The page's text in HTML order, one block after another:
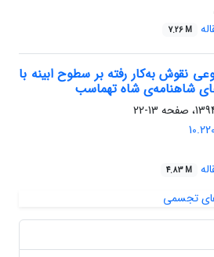
7.26 M
نقوش به‌کار رفته بر سطوح ابینه‌ ‌با
شاهنامه‌ی شاه تهماسب
13-22
4.83 M